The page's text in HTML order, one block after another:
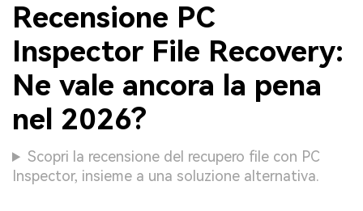
Recensione PC
Inspector File Recovery:
Ne vale ancora la pena
nel 2026?
Scopri la recensione del recupero file con PC
Inspector, insieme a una soluzione alternativa.